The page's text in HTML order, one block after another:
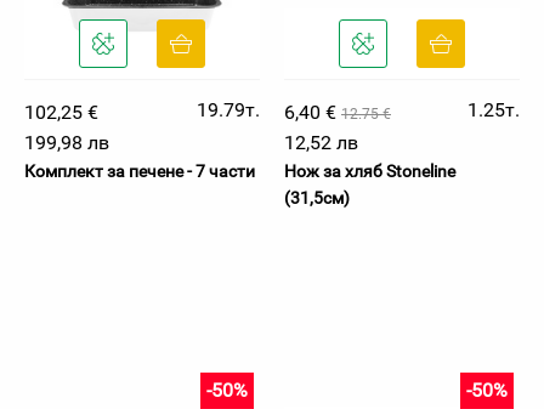
102,25 €
19.79т.
199,98 лв
Комплект за печене - 7 части
6,40 € 12.75 €
1.25т.
12,52 лв
Нож за хляб Stoneline
(31,5см)
-50% -50%